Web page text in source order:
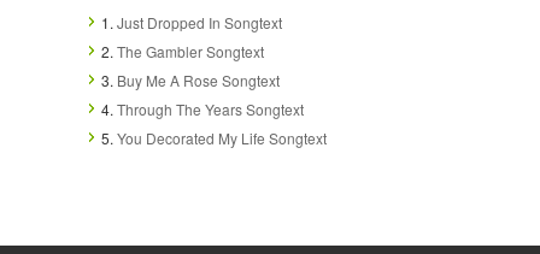
1. Just Dropped In Songtext
2. The Gambler Songtext
3. Buy Me A Rose Songtext
4. Through The Years Songtext
5. You Decorated My Life Songtext